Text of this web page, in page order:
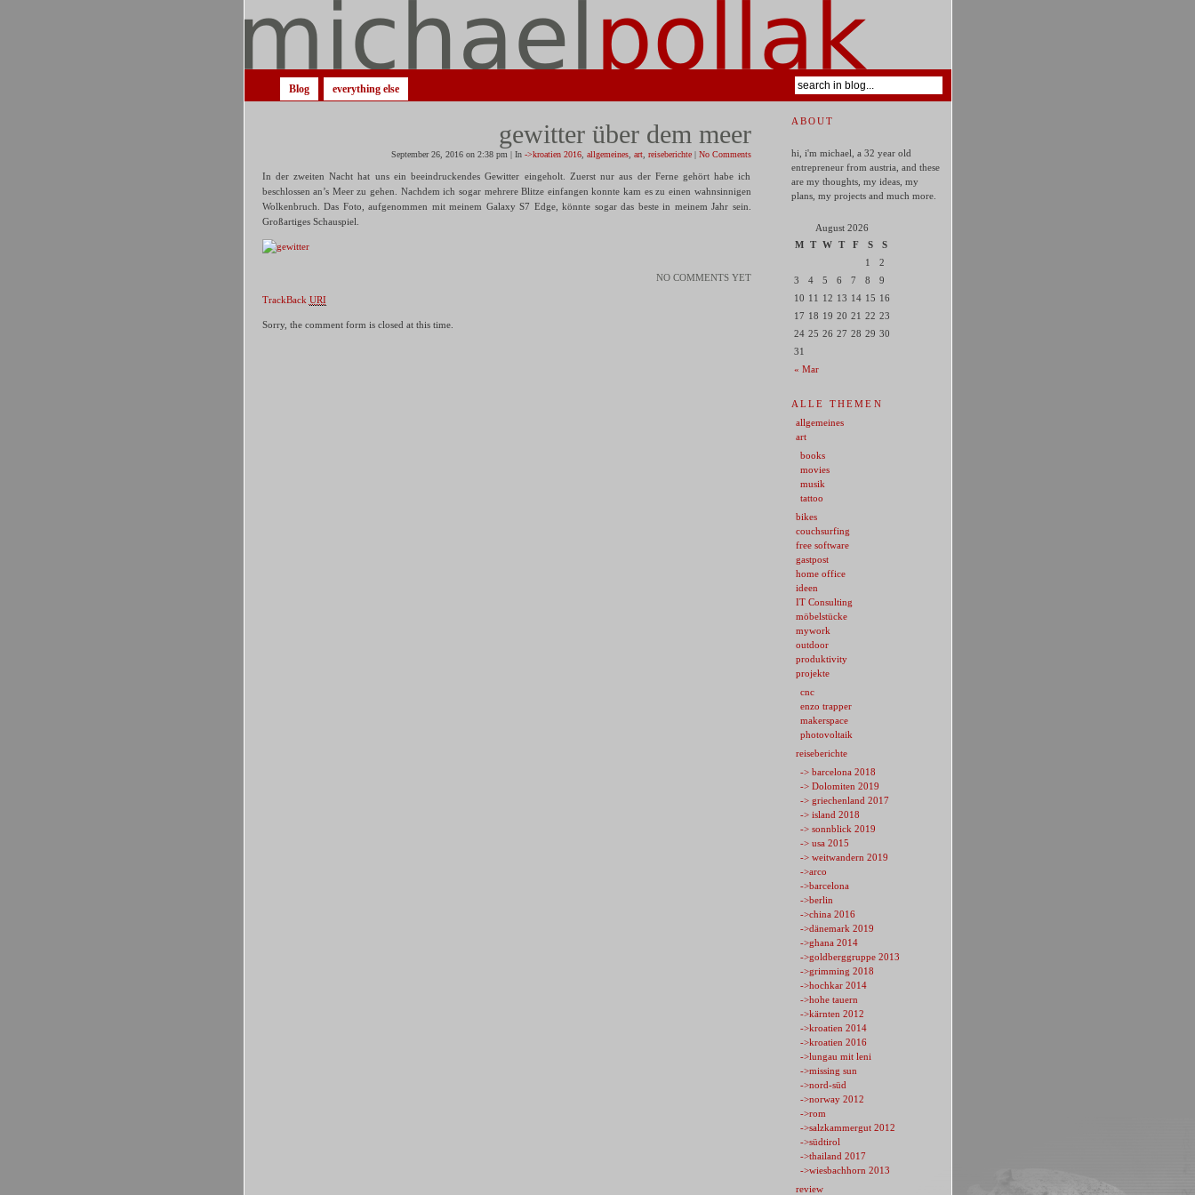
Blog everything else
gewitter über dem meer
September 26, 2016 on 2:38 pm | In ->kroatien 2016, allgemeines, art, reiseberichte| No Comments
In der zweiten Nacht hat uns ein beeindruckendes Gewitter eingeholt. Zuerst nur aus der Ferne gehört habe ich
beschlossen an’s Meer zu gehen. Nachdem ich sogar mehrere Blitze einfangen konnte kam es zu einen wahnsinnigen
Wolkenbruch. Das Foto, aufgenommen mit meinem Galaxy S7 Edge, könnte sogar das beste in meinem Jahr sein.
Großartiges Schauspiel.
NO COMMENTS YET
TrackBack URI
Sorry, the comment form is closed at this time.
ABOUT
hi, i'm michael, a 32 year old
entrepreneur from austria, and these
are my thoughts, my ideas, my
plans, my projects and much more.
August 2026
M
T W T F S S
« Mar
1
2
3
4 5 6 7 8
9
10 11 12 13 14 15 16
17 18 19 20 21 22 23
24 25 26 27 28 29 30
31
ALLE THEMEN
allgemeines
art
books
movies
musik
tattoo
bikes
couchsurfing
free software
gastpost
home office
ideen
IT Consulting
möbelstücke
mywork
outdoor
produktivity
projekte
cnc
enzo trapper
makerspace
photovoltaik
reiseberichte
-> barcelona 2018
-> Dolomiten 2019
-> griechenland 2017
-> island 2018
-> sonnblick 2019
-> usa 2015
-> weitwandern 2019
->arco
->barcelona
->berlin
->china 2016
->dänemark 2019
->ghana 2014
->goldberggruppe 2013
->grimming 2018
->hochkar 2014
->hohe tauern
->kärnten 2012
->kroatien 2014
->kroatien 2016
->lungau mit leni
->missing sun
->nord-süd
->norway 2012
->rom
->salzkammergut 2012
->südtirol
->thailand 2017
->wiesbachhorn 2013
review